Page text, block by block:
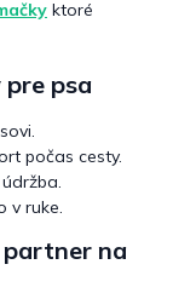
ktoré
psa
počas cesty.
v ruke.
partner na